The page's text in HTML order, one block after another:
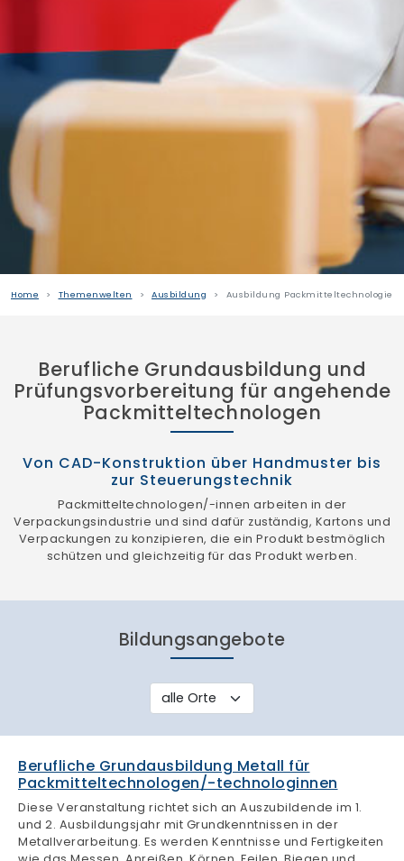
Home Themenwelten Ausbildung Ausbildung Packmitteltechnologie
Berufliche Grundausbildung und
Prüfungsvorbereitung für angehende
Packmitteltechnologen
Von CAD-Konstruktion über Handmuster bis
zur Steuerungstechnik
Packmitteltechnologen/-innen arbeiten in der
Verpackungsindustrie und sind dafür zuständig, Kartons und
Verpackungen zu konzipieren, die ein Produkt bestmöglich
schützen und gleichzeitig für das Produkt werben.